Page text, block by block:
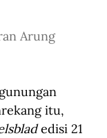
Arung
itu,
edisi 21